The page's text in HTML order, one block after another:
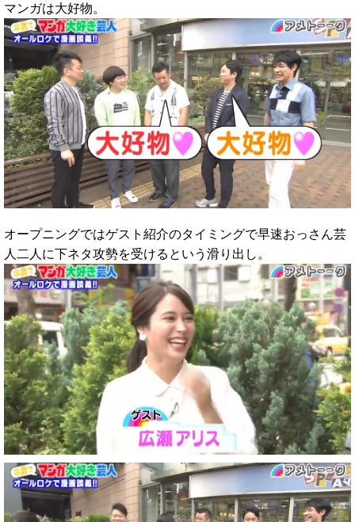
マンガは大好物。
オープニングではゲスト紹介のタイミングで早速おっさん芸
人二人に下ネタ攻勢を受けるという滑り出し。